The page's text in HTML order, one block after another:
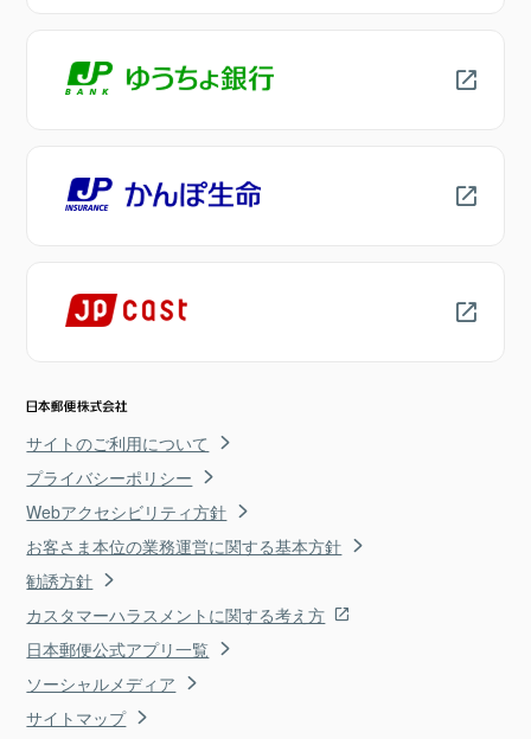
サイトのご利用について
プライバシーポリシー
Webアクセシビリティ方針
お客さま本位の業務運営に関する基本方針
勧誘方針
カスタマーハラスメントに関する考え方
日本郵便公式アプリ一覧
ソーシャルメディア
サイトマップ